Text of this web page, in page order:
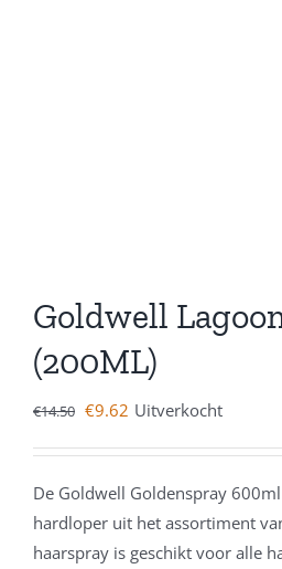
Goldwell
(200ML)
€14.50 €9.62 Uitverkocht
De Goldwell Goldenspray
hardloper uit het assortiment
haarspray is geschikt voor alle